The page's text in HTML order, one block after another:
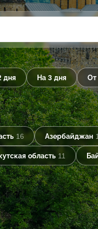
дня На 3 дня От
16 Азербайджан
область 11